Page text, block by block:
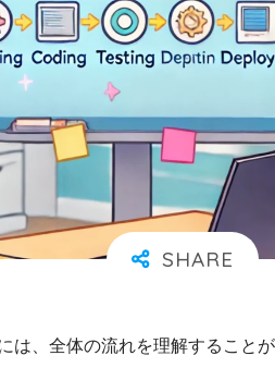
は、全体の流れを理解することが